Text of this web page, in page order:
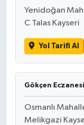
Yenidoğan
C Talas Kayseri
Yol Tarifi Al
Gökçen Eczanesi
Osmanlı
Melikgazi